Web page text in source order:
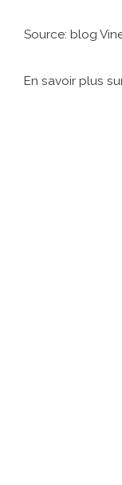
Source: blog
En savoir plus